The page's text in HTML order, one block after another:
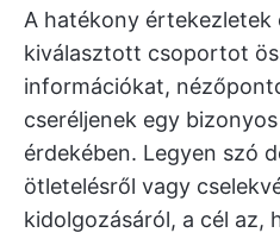
A hatékony értekezletek
kiválasztott csoportot
információkat,
cseréljenek egy
érdekében. Legyen szó
ötletelésről vagy
kidolgozásáról, a cél az,